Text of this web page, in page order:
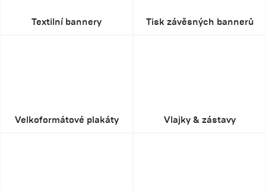
Textilní bannery Tisk závěsných bannerů
Velkoformátové plakáty Vlajky & zástavy